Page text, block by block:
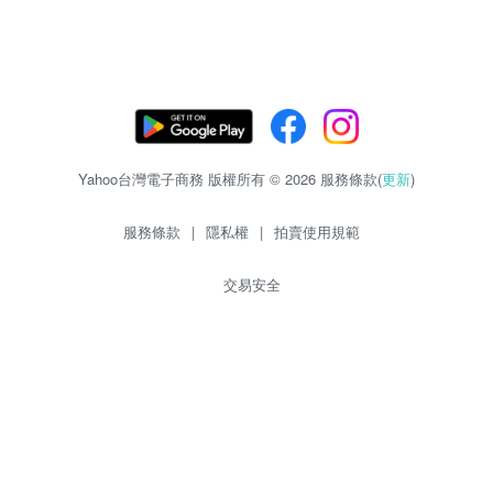
Yahoo台灣電子商務 版權所有 © 2026 服務條款(更新)
服務條款 | 隱私權 | 拍賣使用規範
交易安全